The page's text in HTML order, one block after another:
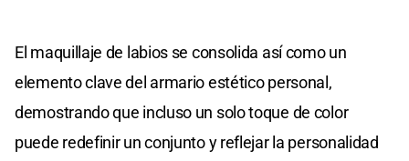
El maquillaje de labios se consolida así como un
elemento clave del armario estético personal,
demostrando que incluso un solo toque de color
puede redefinir un conjunto y reflejar la personalidad